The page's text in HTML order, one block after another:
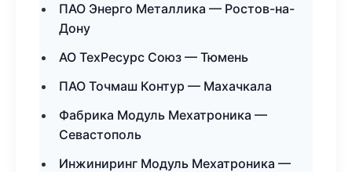
ПАО Энерго Металлика — Ростов-на-
Дону
АО ТехРесурс Союз — Тюмень
ПАО Точмаш Контур — Махачкала
Фабрика Модуль Мехатроника —
Севастополь
Инжиниринг Модуль Мехатроника —